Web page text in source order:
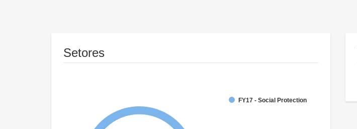
Setores
FY17 - Social Protection